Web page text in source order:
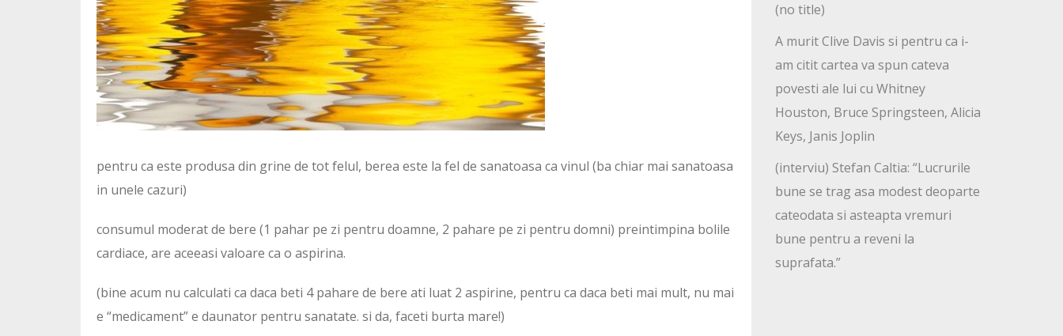
pentru ca este produsa din grine de tot felul, berea este la fel de sanatoasa ca vinul (ba chiar mai sanatoasa
in unele cazuri)
consumul moderat de bere (1 pahar pe zi pentru doamne, 2 pahare pe zi pentru domni) preintimpina bolile
cardiace, are aceeasi valoare ca o aspirina.
(bine acum nu calculati ca daca beti 4 pahare de bere ati luat 2 aspirine, pentru ca daca beti mai mult, nu mai
e “medicament” e daunator pentru sanatate. si da, faceti burta mare!)
(no title)
A murit Clive Davis si pentru ca i-
am citit cartea va spun cateva
povesti ale lui cu Whitney
Houston, Bruce Springsteen, Alicia
Keys, Janis Joplin
(interviu) Stefan Caltia: “Lucrurile
bune se trag asa modest deoparte
cateodata si asteapta vremuri
bune pentru a reveni la
suprafata.”